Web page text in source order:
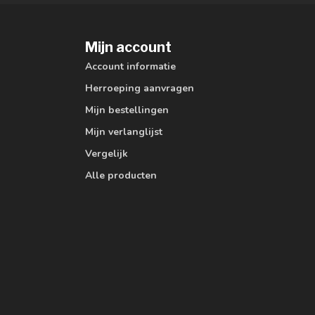
Mijn account
Account informatie
Herroeping aanvragen
Mijn bestellingen
Mijn verlanglijst
Vergelijk
Alle producten